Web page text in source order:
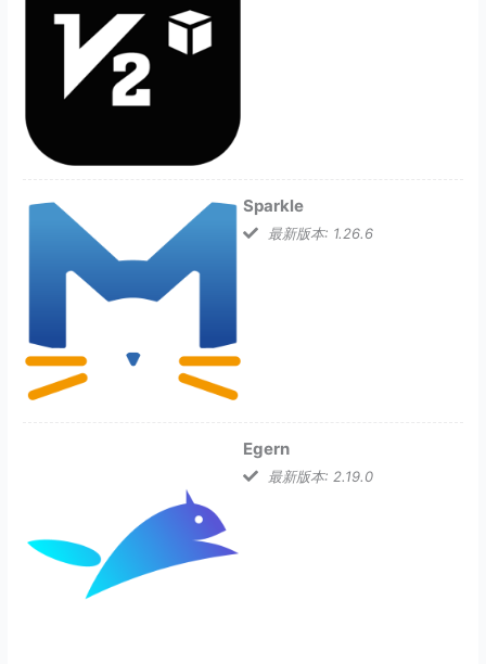
Sparkle
最新版本: 1.26.6
Egern
最新版本: 2.19.0